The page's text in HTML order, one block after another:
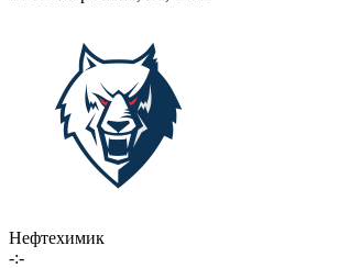
Нефтехимик
-:-